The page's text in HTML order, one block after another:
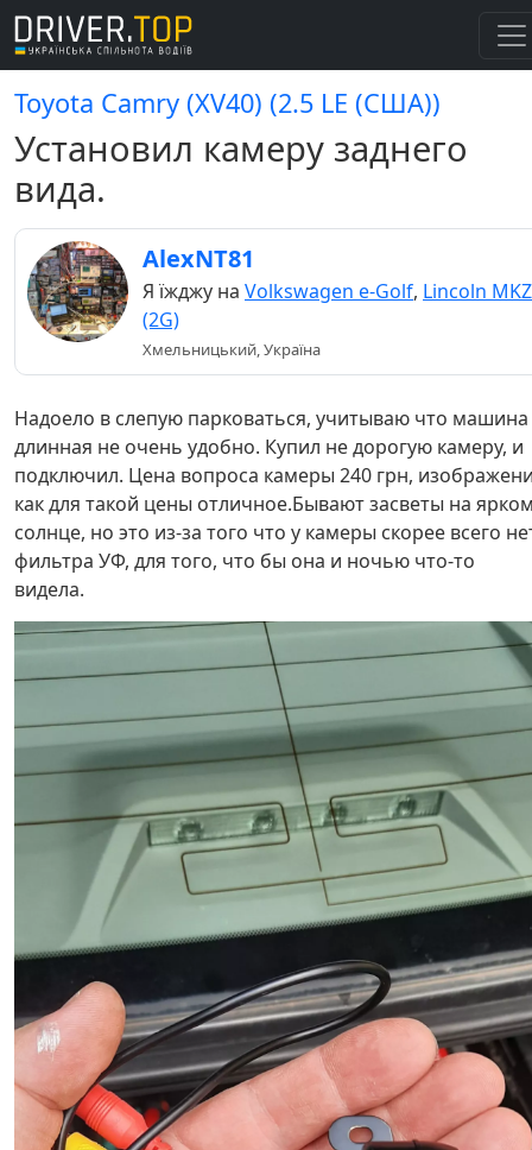
Toyota Camry (XV40) (2.5 LE (США))
Установил камеру заднего
вида.
AlexNT81
Я їжджу на Volkswagen e-Golf, Lincoln MKZ
(2G)
Хмельницький, Україна
Надоело в слепую парковаться, учитываю что машина
длинная не очень удобно. Купил не дорогую камеру, и
подключил. Цена вопроса камеры 240 грн,
как для такой цены отличное.Бывают засветы на
солнце, но это из-за того что у камеры скорее всего
фильтра УФ, для того, что бы она и ночью что-то
видела.